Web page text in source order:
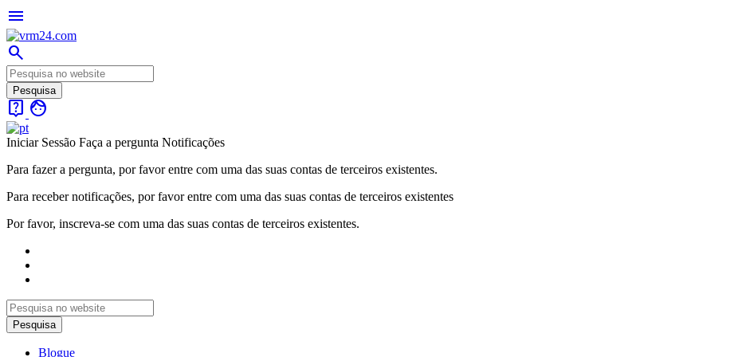
menu
search
live_help face
Iniciar Sessão Faça a pergunta Notificações
Para fazer a pergunta, por favor entre com uma das suas contas de terceiros existentes.
Para receber notificações, por favor entre com uma das suas contas de terceiros existentes
Por favor, inscreva-se com uma das suas contas de terceiros existentes.
Blogue